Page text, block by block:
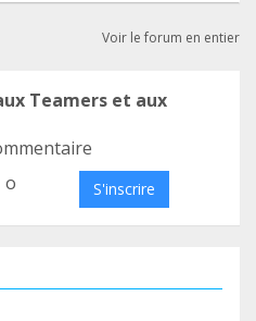
Voir le forum en entier
Teamers et aux
o S'inscrire